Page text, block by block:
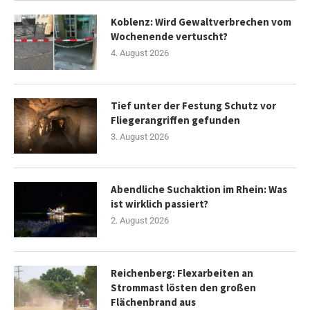
Koblenz: Wird Gewaltverbrechen vom
Wochenende vertuscht?
4. August 2026
Tief unter der Festung Schutz vor
Fliegerangriffen gefunden
3. August 2026
Abendliche Suchaktion im Rhein: Was
ist wirklich passiert?
2. August 2026
Reichenberg: Flexarbeiten an
Strommast lösten den großen
Flächenbrand aus